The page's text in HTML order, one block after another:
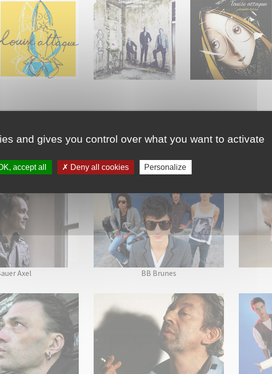
VOIR AUSSI
Artistes
Axel BB Brunes
and gives you control over what you want to activate
accept all Deny all cookies Personalize